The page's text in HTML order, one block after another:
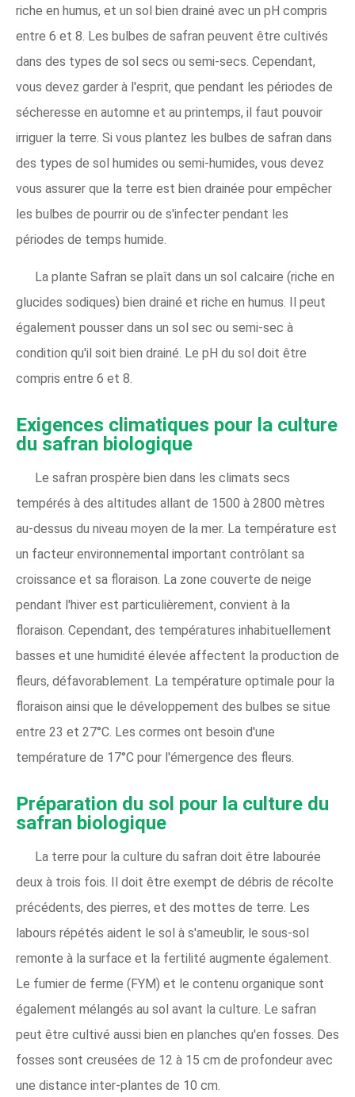
riche en humus, et un sol bien drainé avec un pH compris
entre 6 et 8. Les bulbes de safran peuvent être cultivés
dans des types de sol secs ou semi-secs. Cependant,
vous devez garder à l'esprit, que pendant les périodes de
sécheresse en automne et au printemps, il faut pouvoir
irriguer la terre. Si vous plantez les bulbes de safran dans
des types de sol humides ou semi-humides, vous devez
vous assurer que la terre est bien drainée pour empêcher
les bulbes de pourrir ou de s'infecter pendant les
périodes de temps humide.
La plante Safran se plaît dans un sol calcaire (riche en
glucides sodiques) bien drainé et riche en humus. Il peut
également pousser dans un sol sec ou semi-sec à
condition qu'il soit bien drainé. Le pH du sol doit être
compris entre 6 et 8.
Exigences climatiques pour la culture
du safran biologique
Le safran prospère bien dans les climats secs
tempérés à des altitudes allant de 1500 à 2800 mètres
au-dessus du niveau moyen de la mer. La température est
un facteur environnemental important contrôlant sa
croissance et sa floraison. La zone couverte de neige
pendant l'hiver est particulièrement, convient à la
floraison. Cependant, des températures inhabituellement
basses et une humidité élevée affectent la production de
fleurs, défavorablement. La température optimale pour la
floraison ainsi que le développement des bulbes se situe
entre 23 et 27°C. Les cormes ont besoin d'une
température de 17°C pour l'émergence des fleurs.
Préparation du sol pour la culture du
safran biologique
La terre pour la culture du safran doit être labourée
deux à trois fois. Il doit être exempt de débris de récolte
précédents, des pierres, et des mottes de terre. Les
labours répétés aident le sol à s'ameublir, le sous-sol
remonte à la surface et la fertilité augmente également.
Le fumier de ferme (FYM) et le contenu organique sont
également mélangés au sol avant la culture. Le safran
peut être cultivé aussi bien en planches qu'en fosses. Des
fosses sont creusées de 12 à 15 cm de profondeur avec
une distance inter-plantes de 10 cm.